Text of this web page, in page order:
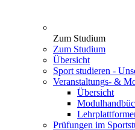
Zum Studium
Zum Studium
Übersicht
Sport studieren -
Veranstaltungs- &
Übersicht
Prüfungen im